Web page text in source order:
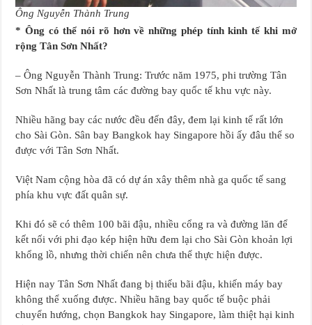
Ông Nguyễn Thành Trung
* Ông có thể nói rõ hơn về những phép tính kinh tế khi mở
rộng Tân Sơn Nhất?
– Ông Nguyễn Thành Trung: Trước năm 1975, phi trường Tân
Sơn Nhất là trung tâm các đường bay quốc tế khu vực này.
Nhiều hãng bay các nước đều đến đây, đem lại kinh tế rất lớn
cho Sài Gòn. Sân bay Bangkok hay Singapore hồi ấy đâu thể so
được với Tân Sơn Nhất.
Việt Nam cộng hòa đã có dự án xây thêm nhà ga quốc tế sang
phía khu vực đất quân sự.
Khi đó sẽ có thêm 100 bãi đậu, nhiều cổng ra và đường lăn để
kết nối với phi đạo kép hiện hữu đem lại cho Sài Gòn khoản lợi
khổng lồ, nhưng thời chiến nên chưa thể thực hiện được.
Hiện nay Tân Sơn Nhất đang bị thiếu bãi đậu, khiến máy bay
không thể xuống được. Nhiều hãng bay quốc tế buộc phải
chuyển hướng, chọn Bangkok hay Singapore, làm thiệt hại kinh